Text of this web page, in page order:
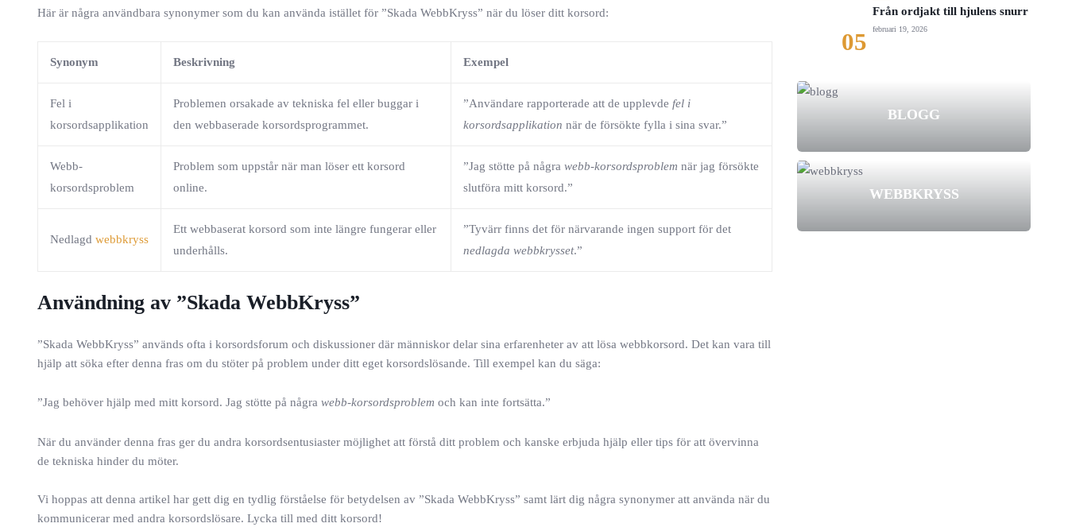
Här är några användbara synonymer som du kan använda istället för ”Skada WebbKryss” när du löser ditt korsord:
Synonym Beskrivning Exempel
Fel i
korsordsapplikation
Problemen orsakade av tekniska fel eller buggar i
den webbaserade korsordsprogrammet.
”Användare rapporterade att de upplevde fel i
korsordsapplikation när de försökte fylla i sina svar.”
Webb-
korsordsproblem
Problem som uppstår när man löser ett korsord
online.
”Jag stötte på några webb-korsordsproblem när jag försökte
slutföra mitt korsord.”
Nedlagd webbkryss
Ett webbaserat korsord som inte längre fungerar eller
underhålls.
”Tyvärr finns det för närvarande ingen support för det
nedlagda webbkrysset.”
Användning av ”Skada WebbKryss”
”Skada WebbKryss” används ofta i korsordsforum och diskussioner där människor delar sina erfarenheter av att lösa webbkorsord. Det kan vara till
hjälp att söka efter denna fras om du stöter på problem under ditt eget korsordslösande. Till exempel kan du säga:
”Jag behöver hjälp med mitt korsord. Jag stötte på några webb-korsordsproblem och kan inte fortsätta.”
När du använder denna fras ger du andra korsordsentusiaster möjlighet att förstå ditt problem och kanske erbjuda hjälp eller tips för att övervinna
de tekniska hinder du möter.
Vi hoppas att denna artikel har gett dig en tydlig förståelse för betydelsen av ”Skada WebbKryss” samt lärt dig några synonymer att använda när du
kommunicerar med andra korsordslösare. Lycka till med ditt korsord!
05
Från ordjakt till hjulens snurr
februari 19, 2026
BLOGG
WEBBKRYSS